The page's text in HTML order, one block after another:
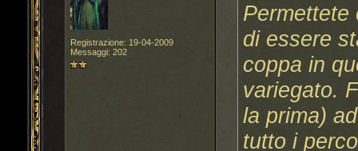
Registrazione: 19-04-2009
Messaggi: 202
Permettete
di essere
coppa in
variegato.
la prima)
tutto i